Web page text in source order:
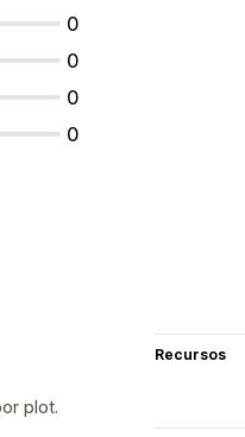
0
0
0
0
plot.
Recursos